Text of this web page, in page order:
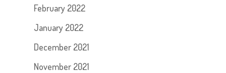
February 2022
January 2022
December 2021
November 2021